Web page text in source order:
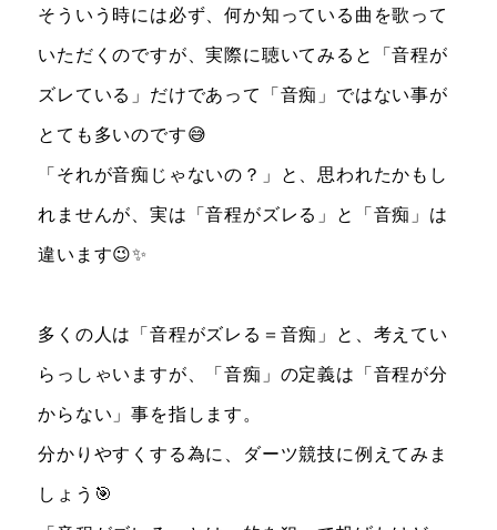
そういう時には必ず、何か知っている曲を歌って
いただくのですが、実際に聴いてみると「音程が
ズレている」だけであって「音痴」ではない事が
とても多いのです😅
「それが音痴じゃないの？」と、思われたかもし
れませんが、実は「音程がズレる」と「音痴」は
違います😉✨
多くの人は「音程がズレる＝音痴」と、考えてい
らっしゃいますが、「音痴」の定義は「音程が分
からない」事を指します。
分かりやすくする為に、ダーツ競技に例えてみま
しょう🎯